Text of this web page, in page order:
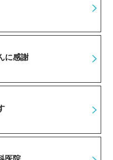
に感謝